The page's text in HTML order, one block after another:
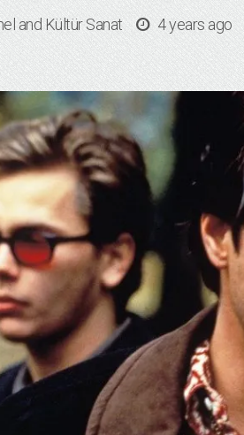
and Kültür Sanat 4 years ago